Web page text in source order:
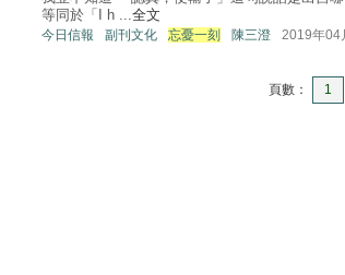
等同於「I h ...全文
今日信報 副刊文化 忘憂一刻 陳三澄 2019年04
頁數： 1